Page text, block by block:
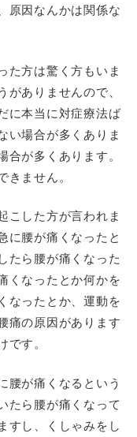
原因なんかは関係な
た方は驚く方もいま
ありませんので、
に本当に対症療法ば
い場合が多くありま
が多くあります。
ません。
こした方が言われま
に腰が痛くなったと
たら腰が痛くなった
くなったとか何かを
なったとか、運動を
痛の原因があります
す。
腰が痛くなるという
たら腰が痛くなって
すし、くしゃみをし